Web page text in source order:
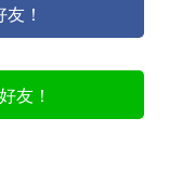
！
友！